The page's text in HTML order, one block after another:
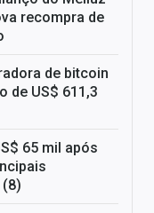
recompra de
de bitcoin
de US$ 611,3
65 mil após